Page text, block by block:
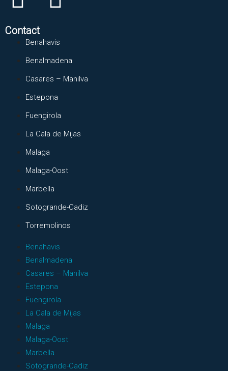
Contact
Benahavis
Benalmadena
Casares – Manilva
Estepona
Fuengirola
La Cala de Mijas
Malaga
Malaga-Oost
Marbella
Sotogrande-Cadiz
Torremolinos
Benahavis
Benalmadena
Casares – Manilva
Estepona
Fuengirola
La Cala de Mijas
Malaga
Malaga-Oost
Marbella
Sotogrande-Cadiz